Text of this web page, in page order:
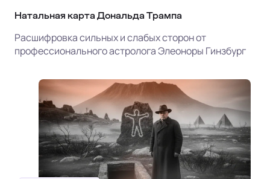
Натальная карта Дональда Трампа
Расшифровка сильных и слабых сторон от
профессионального астролога Элеоноры Гинзбург